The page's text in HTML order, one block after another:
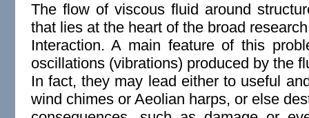
The flow of viscous fluid around
that lies at the heart of the broad
Interaction. A main feature of this
oscillations (vibrations) produced by the
In fact, they may lead either to useful
wind chimes or Aeolian harps, or else